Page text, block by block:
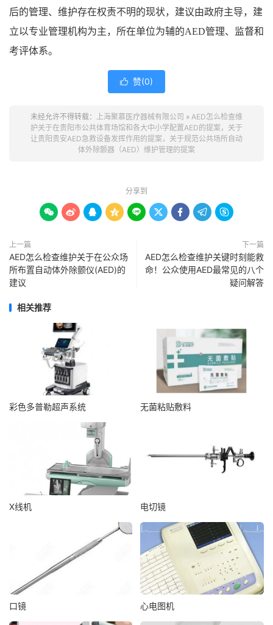
后的管理、维护存在权责不明的现状，建议由政府主导，建
立以专业管理机构为主，所在单位为辅的AED管理、监督和
考评体系。
 赞(0)
未经允许不得转载： 上海聚慕医疗器械有限公司 » AED怎么检查维
护关于在贵阳市公共体育场馆和各大中小学配置AED的提案，关于
让贵阳贵安AED急救设备发挥作用的提案，关于规范公共场所自动
体外除颤器（AED）维护管理的提案
分享到
        
上一篇
AED怎么检查维护关于在公众场
所布置自动体外除颤仪(AED)的
建议
下一篇
AED怎么检查维护关键时刻能救
命！公众使用AED最常见的八个
疑问解答
相关推荐
彩色多普勒超声系统 无菌粘贴敷料
X线机 电切镜
口镜 心电图机